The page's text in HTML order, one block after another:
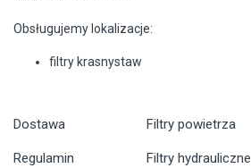
Obsługujemy lokalizacje:
filtry krasnystaw
Dostawa
Regulamin
Filtry powietrza
Filtry hydrauliczne